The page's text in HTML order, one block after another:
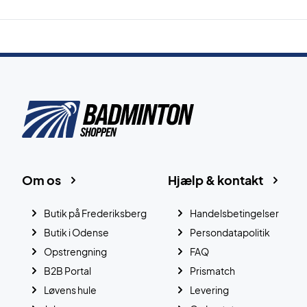
Hjælp & kontakt
Handelsbetingelser
Persondatapolitik
FAQ
Prismatch
Levering
Om os
Butik på Frederiksberg
Butik i Odense
Opstrengning
B2B Portal
Løvens hule